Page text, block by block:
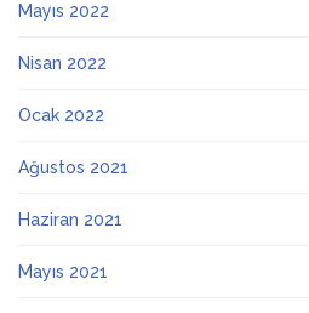
Mayıs 2022
Nisan 2022
Ocak 2022
Ağustos 2021
Haziran 2021
Mayıs 2021